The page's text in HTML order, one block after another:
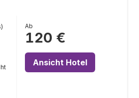
Ab
120 €
Ansicht Hotel